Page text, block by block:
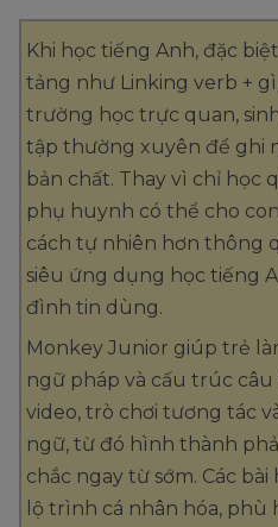
Khi học tiếng Anh, đặc
tảng như Linking verb +
trường học trực quan,
tập thường xuyên để ghi
bản chất. Thay vì chỉ học
phụ huynh có thể cho
cách tự nhiên hơn thông
siêu ứng dụng học tiếng
đình tin dùng.
Monkey Junior giúp trẻ
ngữ pháp và cấu trúc
video, trò chơi tương tác
ngữ, từ đó hình thành
chắc ngay từ sớm. Các
lộ trình cá nhân hóa, phù